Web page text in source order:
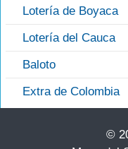
Lotería de Boyaca
Lotería del Cauca
Baloto
Extra de Colombia
©